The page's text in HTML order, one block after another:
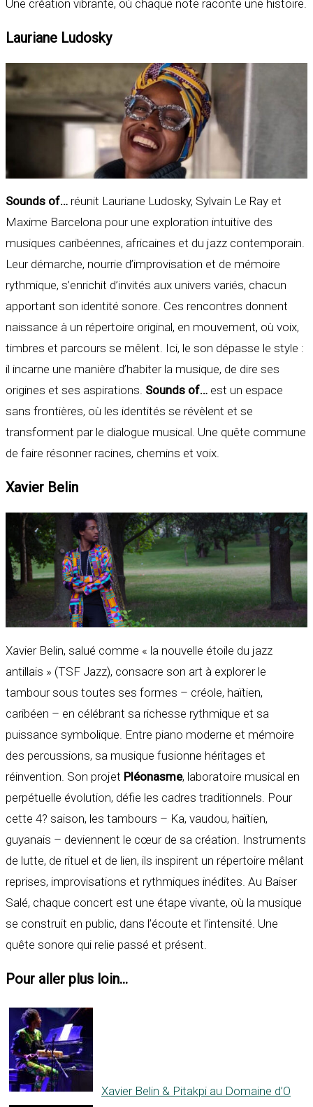
Une création vibrante, où chaque note raconte une histoire.
Lauriane Ludosky
Sounds of… réunit Lauriane Ludosky, Sylvain Le Ray et
Maxime Barcelona pour une exploration intuitive des
musiques caribéennes, africaines et du jazz contemporain.
Leur démarche, nourrie d’improvisation et de mémoire
rythmique, s’enrichit d’invités aux univers variés, chacun
apportant son identité sonore. Ces rencontres donnent
naissance à un répertoire original, en mouvement, où voix,
timbres et parcours se mêlent. Ici, le son dépasse le style :
il incarne une manière d’habiter la musique, de dire ses
origines et ses aspirations. Sounds of… est un espace
sans frontières, où les identités se révèlent et se
transforment par le dialogue musical. Une quête commune
de faire résonner racines, chemins et voix.
Xavier Belin
Xavier Belin, salué comme « la nouvelle étoile du jazz
antillais » (TSF Jazz), consacre son art à explorer le
tambour sous toutes ses formes – créole, haïtien,
caribéen – en célébrant sa richesse rythmique et sa
puissance symbolique. Entre piano moderne et mémoire
des percussions, sa musique fusionne héritages et
réinvention. Son projet Pléonasme, laboratoire musical en
perpétuelle évolution, défie les cadres traditionnels. Pour
cette 4? saison, les tambours – Ka, vaudou, haïtien,
guyanais – deviennent le cœur de sa création. Instruments
de lutte, de rituel et de lien, ils inspirent un répertoire mêlant
reprises, improvisations et rythmiques inédites. Au Baiser
Salé, chaque concert est une étape vivante, où la musique
se construit en public, dans l’écoute et l’intensité. Une
quête sonore qui relie passé et présent.
Pour aller plus loin...
Xavier Belin & Pitakpi au Domaine d’O